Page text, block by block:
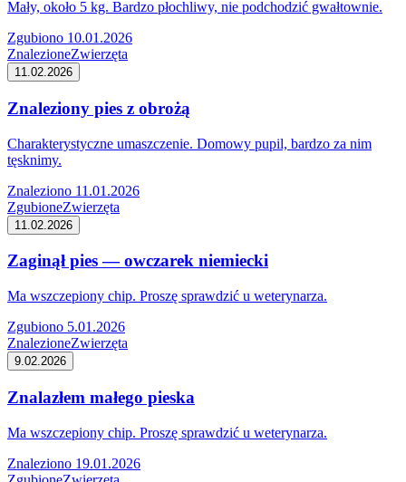
Mały, około 5 kg. Bardzo płochliwy, nie podchodzić gwałtownie.
Zgubiono 10.01.2026
ZnalezioneZwierzęta
11.02.2026
Znaleziony pies z obrożą
Charakterystyczne umaszczenie. Domowy pupil, bardzo za nim
tęsknimy.
Znaleziono 11.01.2026
ZgubioneZwierzęta
11.02.2026
Zaginął pies — owczarek niemiecki
Ma wszczepiony chip. Proszę sprawdzić u weterynarza.
Zgubiono 5.01.2026
ZnalezioneZwierzęta
9.02.2026
Znalazłem małego pieska
Ma wszczepiony chip. Proszę sprawdzić u weterynarza.
Znaleziono 19.01.2026